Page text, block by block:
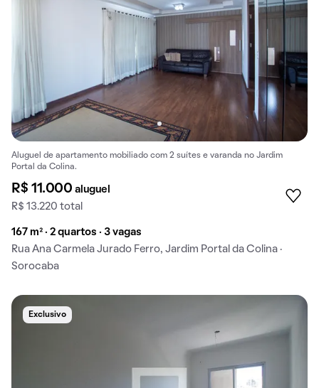
Aluguel de apartamento mobiliado com 2 suítes e varanda no Jardim
Portal da Colina.
R$ 11.000aluguel
R$ 13.220 total
167 m² · 2 quartos · 3 vagas
Rua Ana Carmela Jurado Ferro, Jardim Portal da Colina ·
Sorocaba
Exclusivo